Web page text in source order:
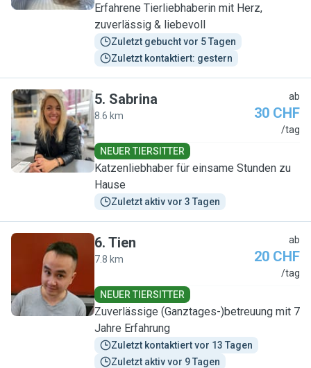
Erfahrene Tierliebhaberin mit Herz,
zuverlässig & liebevoll
Zuletzt gebucht vor 5 Tagen
Zuletzt kontaktiert: gestern
S
5. Sabrina
8.6 km
ab
30 CHF
/tag
NEUER TIERSITTER
Katzenliebhaber für einsame Stunden zu
Hause
Zuletzt aktiv vor 3 Tagen
T
6. Tien
7.8 km
ab
20 CHF
/tag
NEUER TIERSITTER
Zuverlässige (Ganztages-)betreuung mit 7
Jahre Erfahrung
Zuletzt kontaktiert vor 13 Tagen
Zuletzt aktiv vor 9 Tagen